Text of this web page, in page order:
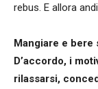
rebus. E allora
Mangiare e bere
D’accordo, i
rilassarsi,